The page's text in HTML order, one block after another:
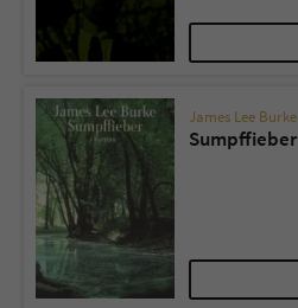
James Lee Burke
Sumpffieber